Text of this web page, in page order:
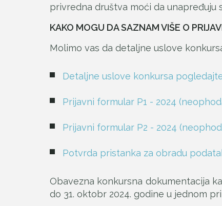
privredna društva moći da
KAKO MOGU DA SAZNAM VIŠE O
Molimo vas da detaljne uslove
Detaljne uslove konkursa
Prijavni formular P1 - 2024
Prijavni formular P2 - 2024
Potvrda pristanka za obradu
Obavezna konkursna dokumentacija
do 31. oktobr 2024. godine u jednom